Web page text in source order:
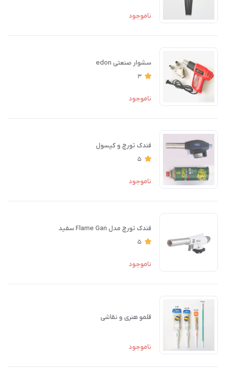
ناموجود
سشوار صنعتی edon
3
ناموجود
فندک تورچ و کپسول
5
ناموجود
فندک تورچ مدل Flame Gan سفید
5
ناموجود
قلمو هنری و نقاشی
ناموجود